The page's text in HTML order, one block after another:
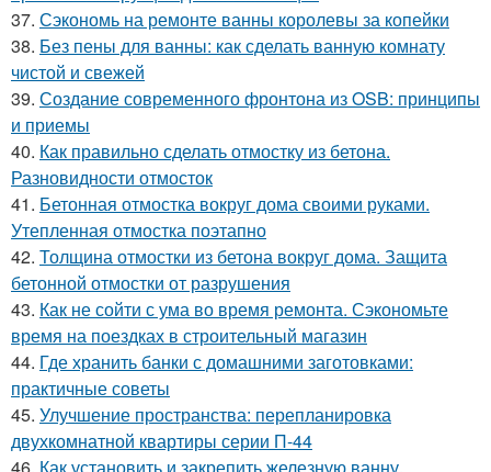
37. Сэкономь на ремонте ванны королевы за копейки
38. Без пены для ванны: как сделать ванную комнату
чистой и свежей
39. Создание современного фронтона из OSB: принципы
и приемы
40. Как правильно сделать отмостку из бетона.
Разновидности отмосток
41. Бетонная отмостка вокруг дома своими руками.
Утепленная отмостка поэтапно
42. Толщина отмостки из бетона вокруг дома. Защита
бетонной отмостки от разрушения
43. Как не сойти с ума во время ремонта. Сэкономьте
время на поездках в строительный магазин
44. Где хранить банки с домашними заготовками:
практичные советы
45. Улучшение пространства: перепланировка
двухкомнатной квартиры серии П-44
46. Как установить и закрепить железную ванну.